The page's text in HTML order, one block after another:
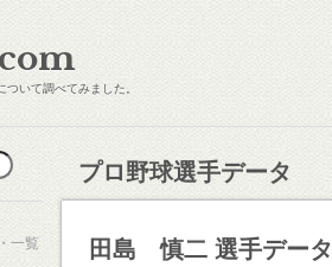
いて調べてみました。
一覧
プロ野球選手データ
田島 慎二 選手データ